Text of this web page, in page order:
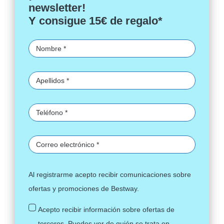
newsletter!
Y consigue 15€ de regalo*
Al registrarme acepto recibir comunicaciones sobre
ofertas y promociones de Bestway.
Acepto recibir información sobre ofertas de